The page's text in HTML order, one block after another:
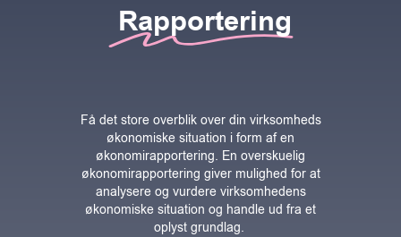
Rapportering
Få det store overblik over din virksomheds
økonomiske situation i form af en
økonomirapportering. En overskuelig
økonomirapportering giver mulighed for at
analysere og vurdere virksomhedens
økonomiske situation og handle ud fra et
oplyst grundlag.